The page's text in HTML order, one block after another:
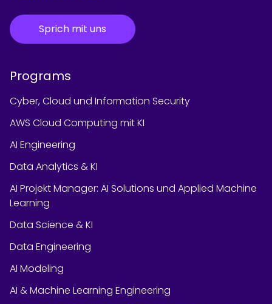
Sprich mit uns
Programs
Cyber, Cloud und Information Security
AWS Cloud Computing mit KI
AI Engineering
Data Analytics & KI
AI Projekt Manager: AI Solutions und Applied Machine
Learning
Data Science & KI
Data Engineering
AI Modeling
AI & Machine Learning Engineering